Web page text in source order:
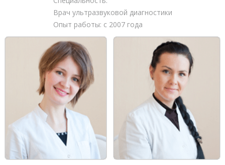
Врач ультразвуковой диагностики
Опыт работы: с 2007 года